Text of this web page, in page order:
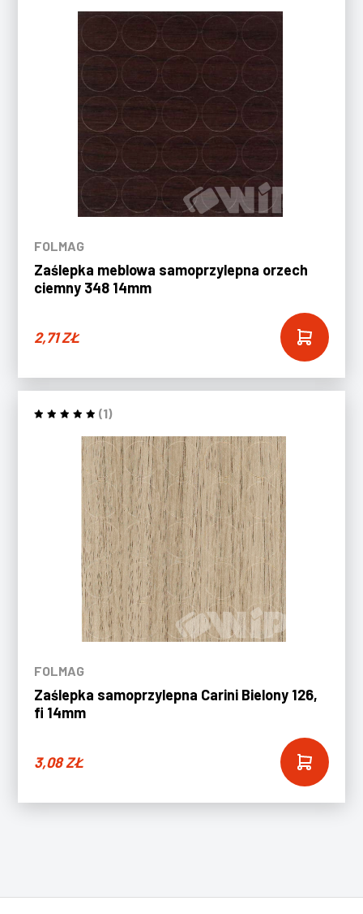
FOLMAG
Zaślepka meblowa samoprzylepna orzech
ciemny 348 14mm
2,71ZŁ
(1)
FOLMAG
Zaślepka samoprzylepna Carini Bielony 126,
fi 14mm
3,08ZŁ